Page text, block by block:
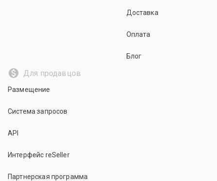
Доставка
Оплата
Блог
Для продавцов
Размещение
Система запросов
API
Интерфейс reSeller
Партнерская программа